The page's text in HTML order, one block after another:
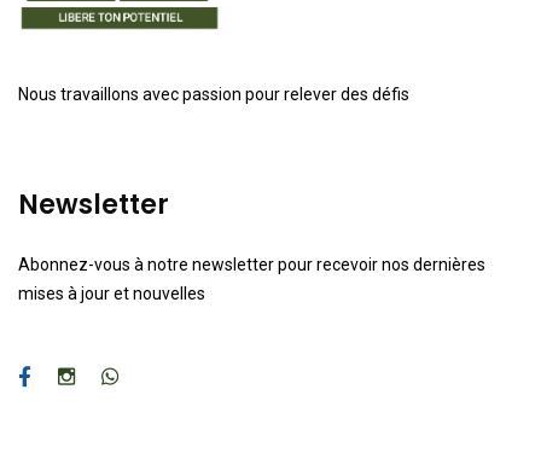
Nous travaillons avec passion pour relever des défis
Newsletter
Abonnez-vous à notre newsletter pour recevoir nos dernières
mises à jour et nouvelles